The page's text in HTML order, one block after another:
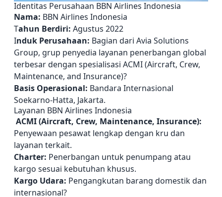
Identitas Perusahaan BBN Airlines Indonesia
Nama: BBN Airlines Indonesia
Tahun Berdiri: Agustus 2022
Induk Perusahaan: Bagian dari Avia Solutions
Group, grup penyedia layanan penerbangan global
terbesar dengan spesialisasi ACMI (Aircraft, Crew,
Maintenance, and Insurance)?
Basis Operasional: Bandara Internasional
Soekarno-Hatta, Jakarta.
Layanan BBN Airlines Indonesia
ACMI (Aircraft, Crew, Maintenance, Insurance):
Penyewaan pesawat lengkap dengan kru dan
layanan terkait.
Charter: Penerbangan untuk penumpang atau
kargo sesuai kebutuhan khusus.
Kargo Udara: Pengangkutan barang domestik dan
internasional?